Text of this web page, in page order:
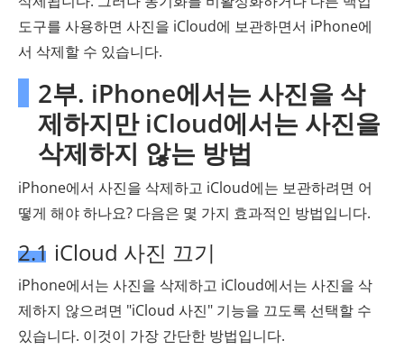
도구를 사용하면 사진을 iCloud에 보관하면서 iPhone에
서 삭제할 수 있습니다.
2부. iPhone에서는 사진을 삭
제하지만 iCloud에서는 사진을
삭제하지 않는 방법
iPhone에서 사진을 삭제하고 iCloud에는 보관하려면 어
떻게 해야 하나요? 다음은 몇 가지 효과적인 방법입니다.
2.1 iCloud 사진 끄기
iPhone에서는 사진을 삭제하고 iCloud에서는 사진을 삭
제하지 않으려면 "iCloud 사진" 기능을 끄도록 선택할 수
있습니다. 이것이 가장 간단한 방법입니다.